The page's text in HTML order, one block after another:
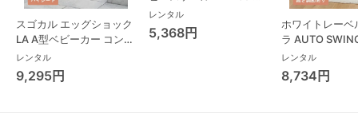
スゴカル エッグショック
LA A型ベビーカー コンビ
(Combi)
レンタル
9,295円
ニタ(TANITA) ベビースケ
ール・体重計
レンタル
5,368円
ホワイトレーベ
ラ AUTO
Long スリープ
コンビ(Combi)
チェア・ベビー
レンタル
8,734円